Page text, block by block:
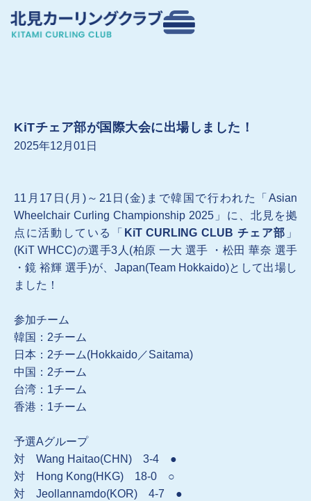
KiTチェア部が国際大会に出場しました！
2025年12月01日
11月17日(月)～21日(金)まで韓国で行われた「Asian
Wheelchair Curling Championship 2025」に、北見を拠
点に活動している「
KiT CURLING CLUB チェア部 」
(KiT WHCC)の選手3人(柏原 一大 選手 ・松田 華奈 選手
・鏡 裕輝 選手)が、Japan(Team Hokkaido)として出場し
ました！
参加チーム
韓国：2チーム
日本：2チーム(Hokkaido／Saitama)
中国：2チーム
台湾：1チーム
香港：1チーム
予選Aグループ
対 Wang Haitao(CHN) 3-4 ●
対 Hong Kong(HKG) 18-0 ○
対 Jeollannamdo(KOR) 4-7 ●